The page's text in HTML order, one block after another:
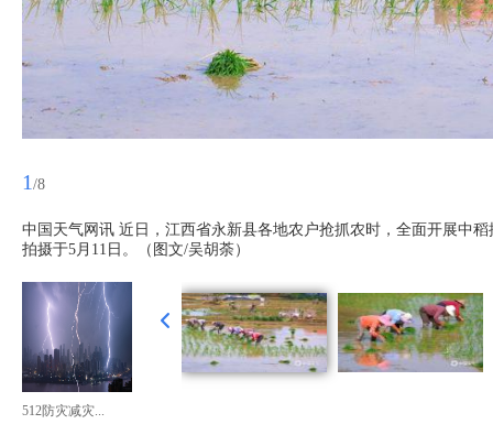
1 /8
中国天气网讯 近日，江西省永新县各地农户抢抓农时，全面开展中
拍摄于5月11日。（图文/吴胡荼）
512防灾减灾...